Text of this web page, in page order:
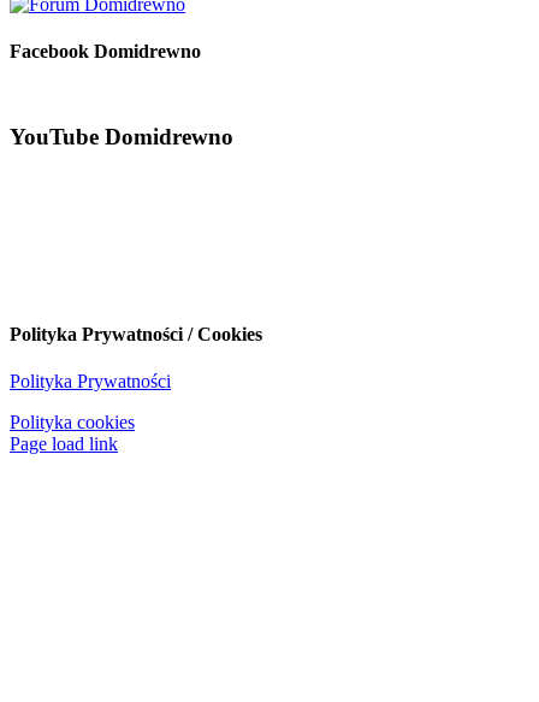
Facebook Domidrewno
YouTube Domidrewno
Polityka Prywatności / Cookies
Polityka Prywatności
Polityka cookies
Page load link